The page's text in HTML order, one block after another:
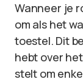
Wanneer je
om als het
toestel. Dit
hebt over
stelt om